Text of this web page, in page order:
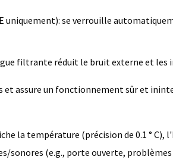
uniquement): se verrouille
filtrante réduit le bruit externe et
assure un fonctionnement sûr et
la température (précision de 0.1 °
sonores (e.g., porte ouverte,